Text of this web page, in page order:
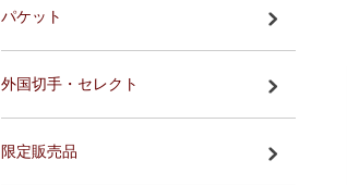
パケット
外国切手・セレクト
限定販売品